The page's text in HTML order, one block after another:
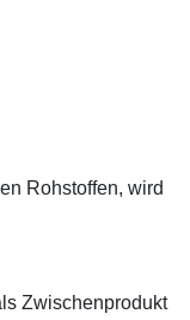
Rohstoffen, wird
Zwischenprodukt